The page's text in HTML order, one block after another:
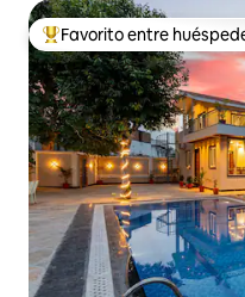
Favorito entre
Favorito entre